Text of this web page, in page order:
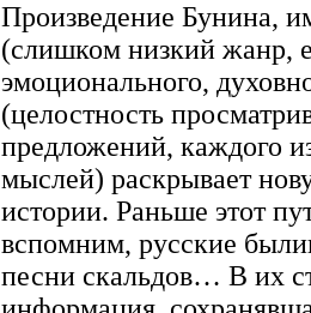
Произведение Бунина,
(слишком низкий жанр,
эмоционального,
(целостность
предложений, каждого
мыслей) раскрывает
истории. Раньше этот
вспомним, русские
песни скальдов… В их